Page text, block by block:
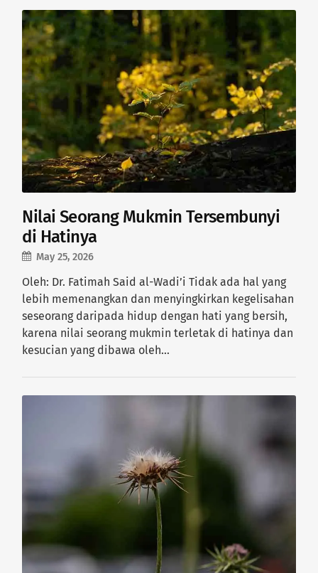
Nilai Seorang Mukmin Tersembunyi
di Hatinya
May 25, 2026
Oleh: Dr. Fatimah Said al-Wadi’i Tidak ada hal yang
lebih memenangkan dan menyingkirkan kegelisahan
seseorang daripada hidup dengan hati yang bersih,
karena nilai seorang mukmin terletak di hatinya dan
kesucian yang dibawa oleh…